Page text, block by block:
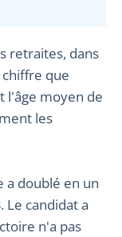
retraites, dans
que
l'âge moyen de
les
a doublé en un
. Le candidat a
n'a pas